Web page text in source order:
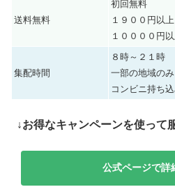
送料無料
初回無料
１９００円以
１００００円
集配時間
８時～２１時
一部の地域の
コンビニ持ち
↓お得なキャンペーンを使って
公式ページで詳